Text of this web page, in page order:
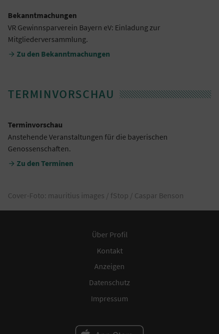
Bekanntmachungen
VR Gewinnsparverein Bayern eV: Einladung zur
Mitgliederversammlung.
 Zu den Bekanntmachungen
TERMINVORSCHAU
Terminvorschau
Anstehende Veranstaltungen für die bayerischen
Genossenschaften.
 Zu den Terminen
Cover-Foto: mauritius images / fStop / Caspar Benson
Über Profil
Kontakt
Anzeigen
Datenschutz
Impressum